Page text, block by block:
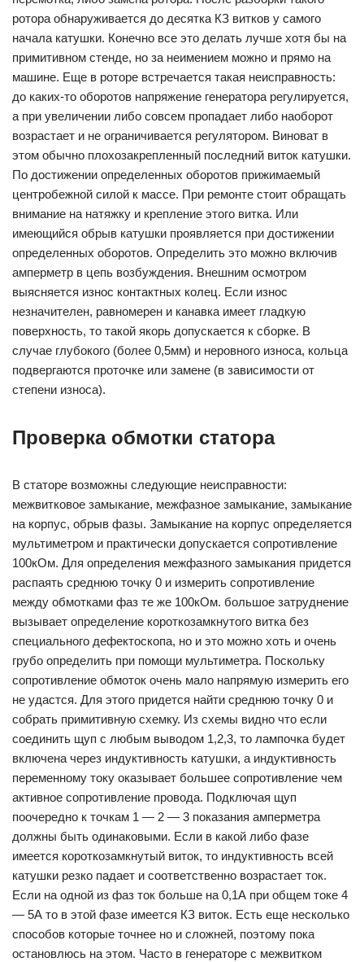
ротора обнаруживается до десятка КЗ витков у самого
начала катушки. Конечно все это делать лучше хотя бы на
примитивном стенде, но за неимением можно и прямо на
машине. Еще в роторе встречается такая неисправность:
до каких-то оборотов напряжение генератора регулируется,
а при увеличении либо совсем пропадает либо наоборот
возрастает и не ограничивается регулятором. Виноват в
этом обычно плохозакрепленный последний виток катушки.
По достижении определенных оборотов прижимаемый
центробежной силой к массе. При ремонте стоит обращать
внимание на натяжку и крепление этого витка. Или
имеющийся обрыв катушки проявляется при достижении
определенных оборотов. Определить это можно включив
амперметр в цепь возбуждения. Внешним осмотром
выясняется износ контактных колец. Если износ
незначителен, равномерен и канавка имеет гладкую
поверхность, то такой якорь допускается к сборке. В
случае глубокого (более 0,5мм) и неровного износа, кольца
подвергаются проточке или замене (в зависимости от
степени износа).
Проверка обмотки статора
В статоре возможны следующие неисправности:
межвитковое замыкание, межфазное замыкание, замыкание
на корпус, обрыв фазы. Замыкание на корпус определяется
мультиметром и практически допускается сопротивление
100кОм. Для определения межфазного замыкания придется
распаять среднюю точку 0 и измерить сопротивление
между обмотками фаз те же 100кОм. большое затруднение
вызывает определение короткозамкнутого витка без
специального дефектоскопа, но и это можно хоть и очень
грубо определить при помощи мультиметра. Поскольку
сопротивление обмоток очень мало напрямую измерить его
не удастся. Для этого придется найти среднюю точку 0 и
собрать примитивную схемку. Из схемы видно что если
соединить щуп с любым выводом 1,2,3, то лампочка будет
включена через индуктивность катушки, а индуктивность
переменному току оказывает большее сопротивление чем
активное сопротивление провода. Подключая щуп
поочередно к точкам 1 — 2 — 3 показания амперметра
должны быть одинаковыми. Если в какой либо фазе
имеется короткозамкнутый виток, то индуктивность всей
катушки резко падает и соответственно возрастает ток.
Если на одной из фаз ток больше на 0,1А при общем токе 4
— 5А то в этой фазе имеется КЗ виток. Есть еще несколько
способов которые точнее но и сложней, поэтому пока
остановлюсь на этом. Часто в генераторе с межвитком